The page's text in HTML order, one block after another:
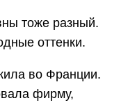
тоже разный.
оттенки.
во Франции.
фирму,